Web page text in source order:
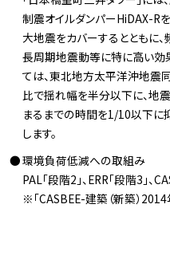
制震オイルダンパーHiDAX-R
大地震をカバーするとともに
長周期地震動等に特に高い効
ては、東北地方太平洋沖地震
比で揺れ幅を半分以下に、地
まるまでの時間を1/10以下に
します。
環境負荷低減への取組み
PAL「段階2」、ERR「段階3」
※「CASBEE-建築（新築）